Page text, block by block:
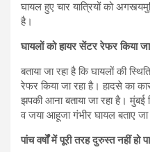
घायल हुए चार यात्रियों को
है।
घायलों को हायर सेंटर रेफर किया जा
बताया जा रहा है कि घायलों की
रेफर किया जा रहा है। हादसे का
झपकी आना बताया जा रहा है। मुंबई
व जया आहूजा गंभीर घायल बताए
पांच वर्षों में पूरी तरह दुरुस्त नहीं हो